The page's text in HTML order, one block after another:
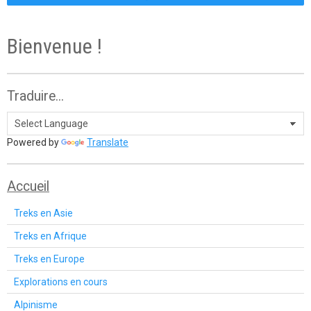
Bienvenue !
Traduire...
Powered by Translate
Accueil
Treks en Asie
Treks en Afrique
Treks en Europe
Explorations en cours
Alpinisme